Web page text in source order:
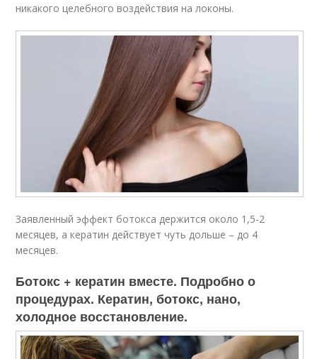
никакого целебного воздействия на локоны.
Заявленный эффект ботокса держится около 1,5-2
месяцев, а кератин действует чуть дольше – до 4
месяцев.
Ботокс + кератин вместе. Подробно о
процедурах. Кератин, ботокс, нано,
холодное восстановление.